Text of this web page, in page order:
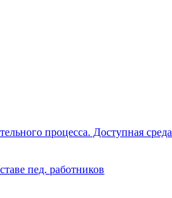
процесса. Доступная среда
пед. работников